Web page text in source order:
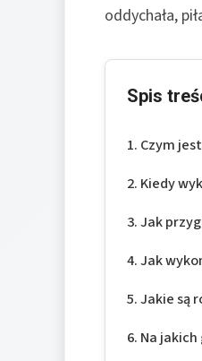
oddychała,
Spis
Czym
Kiedy
Jak
Jak
Jakie są
Na